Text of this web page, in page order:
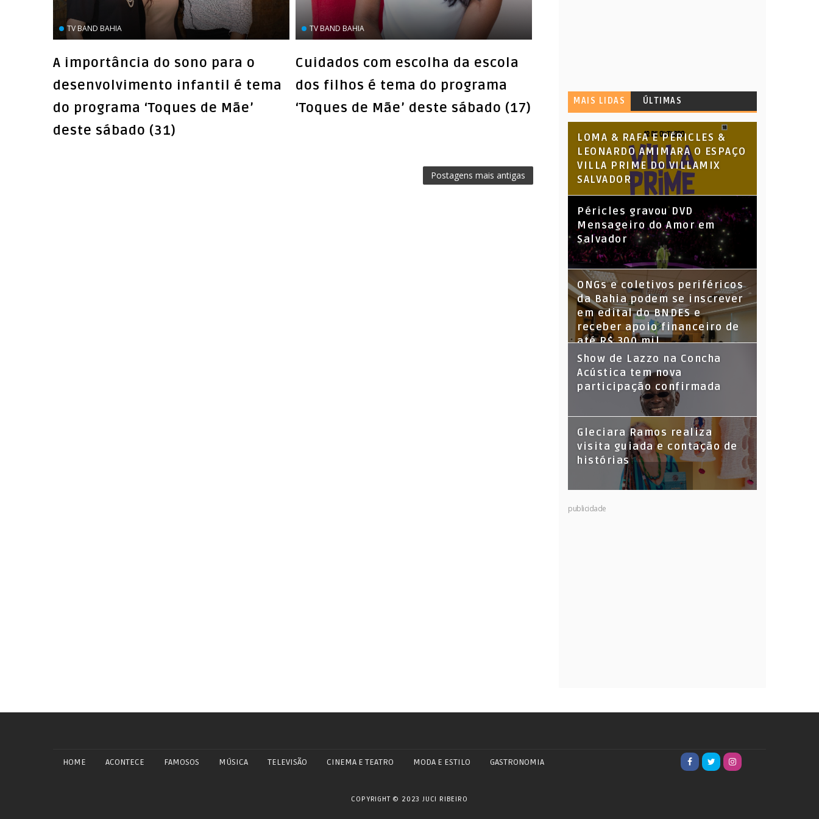
TV BAND BAHIA
A importância do sono para o
desenvolvimento infantil é tema
do programa ‘Toques de Mãe’
deste sábado (31)
TV BAND BAHIA
Cuidados com escolha da escola
dos filhos é tema do programa
‘Toques de Mãe’ deste sábado (17)
Postagens mais antigas
MAIS LIDAS ÚLTIMAS
LOMA & RAFA E PÉRICLES &
LEONARDO AMIMARA O ESPAÇO
VILLA PRIME DO VILLAMIX
SALVADOR
Péricles gravou DVD
Mensageiro do Amor em
Salvador
ONGs e coletivos periféricos
da Bahia podem se inscrever
em edital do BNDES e
receber apoio financeiro de
até R$ 300 mil
Show de Lazzo na Concha
Acústica tem nova
participação confirmada
Gleciara Ramos realiza
visita guiada e contação de
histórias
publicidade
HOME ACONTECE FAMOSOS MÚSICA TELEVISÃO CINEMA E TEATRO MODA E ESTILO GASTRONOMIA
COPYRIGHT © 2023 JUCI RIBEIRO